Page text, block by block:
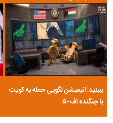
ببینید| انیمیشن لگویی حمله به کویت
با جنگنده اف-۵